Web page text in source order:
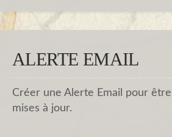
ALERTE EMAIL
Créer une Alerte Email pour
mises à jour.